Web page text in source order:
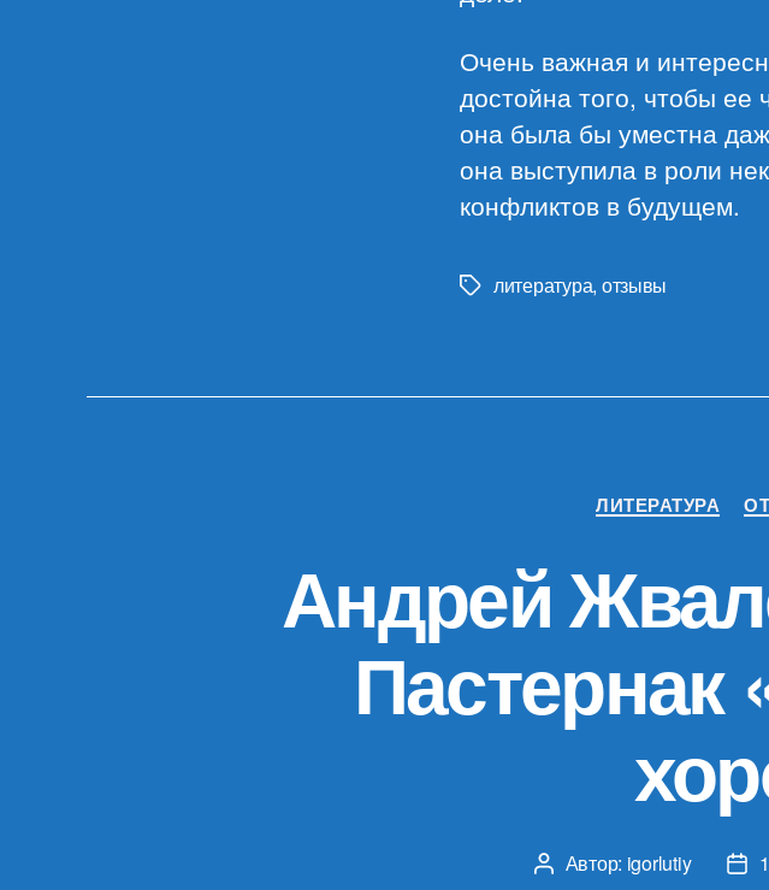
Очень важная и
достойна того, чтобы ее
она была бы уместна
она выступила в роли
конфликтов в будущем.
Меткилитература, отзывы
ЛИТЕРАТУРА
Андрей
Пастернак
Автор
Автор: igorlutiy